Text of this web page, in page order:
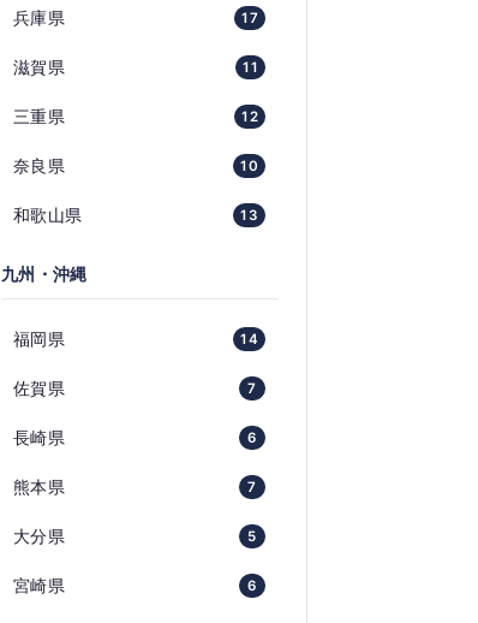
兵庫県 17
滋賀県 11
三重県 12
奈良県 10
和歌山県 13
九州・沖縄
福岡県 14
佐賀県 7
長崎県 6
熊本県 7
大分県 5
宮崎県 6